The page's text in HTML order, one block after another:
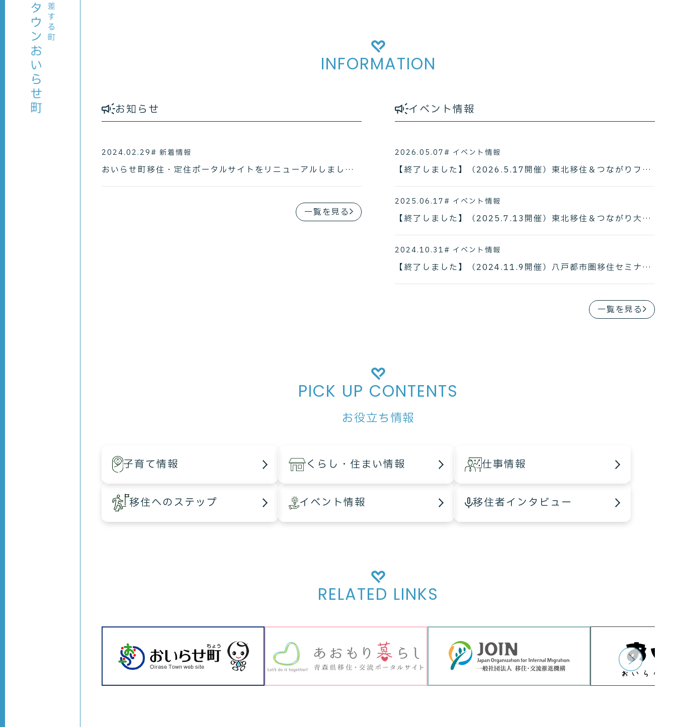
INFORMATION
お知らせ
2024.02.29# 新着情報
おいらせ町移住・定住ポータルサイトをリニューアルしました。
一覧を見る
イベント情報
2026.05.07# イベント情報
【終了しました】（2026.5.17開催）東北移住＆つながりフェア2026出展決定！！
2025.06.17# イベント情報
【終了しました】（2025.7.13開催）東北移住＆つながり大相談会2025出展決定！！
2024.10.31# イベント情報
【終了しました】（2024.11.9開催）八戸都市圏移住セミナー「ゆめのかなえかた」
一覧を見る
PICK UP CONTENTS
お役立ち情報
子育て情報 くらし・住まい情報 仕事情報
移住へのステップ イベント情報 移住者インタビュー
RELATED LINKS